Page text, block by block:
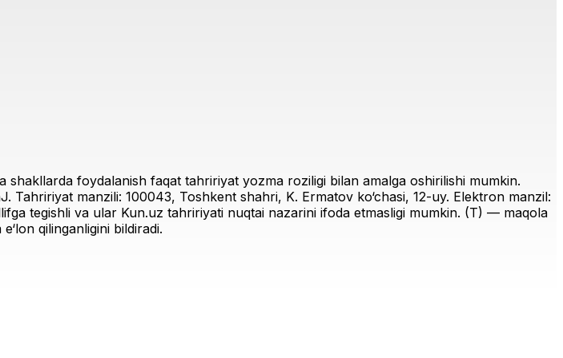
shakllarda foydalanish faqat tahririyat yozma roziligi bilan amalga oshirilishi mumkin.
Tahririyat manzili: 100043, Toshkent shahri, K. Ermatov ko‘chasi, 12-uy. Elektron manzil:
tegishli va ular Kun.uz tahririyati nuqtai nazarini ifoda etmasligi mumkin. (T) — maqola
qilinganligini bildiradi.